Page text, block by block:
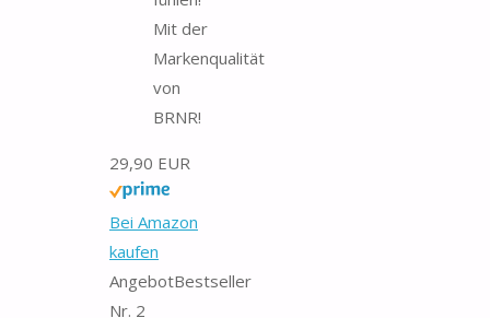
Mit der
Markenqualität
von
BRNR!
29,90 EUR
Bei Amazon
kaufen
AngebotBestseller
Nr. 2